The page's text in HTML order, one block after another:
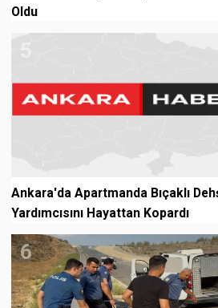
Oldu
5
Ankara'da Apartmanda Bıçaklı
Yardımcısını Hayattan Kopardı
6